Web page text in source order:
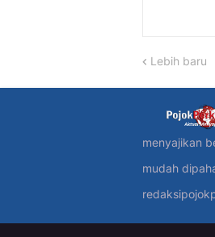
Lebih baru
menyajikan
mudah